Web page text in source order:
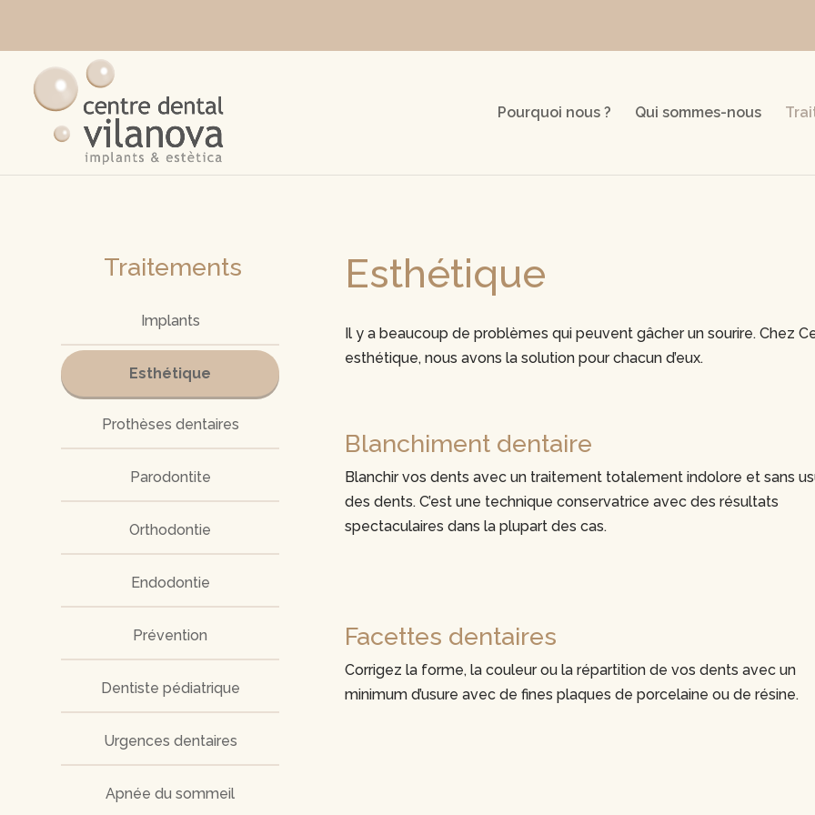
Pourquoi nous ? Qui sommes-nous
Traitements
Implants
Esthétique
Prothèses dentaires
Parodontite
Orthodontie
Endodontie
Prévention
Dentiste pédiatrique
Urgences dentaires
Apnée du sommeil
Esthétique
Il y a beaucoup de problèmes qui peuvent gâcher un sourire. Chez
esthétique, nous avons la solution pour chacun d’eux.
Blanchiment dentaire
Blanchir vos dents avec un traitement totalement indolore et sans
des dents. C’est une technique conservatrice avec des résultats
spectaculaires dans la plupart des cas.
Facettes dentaires
Corrigez la forme, la couleur ou la répartition de vos dents avec un
minimum d’usure avec de fines plaques de porcelaine ou de résine.